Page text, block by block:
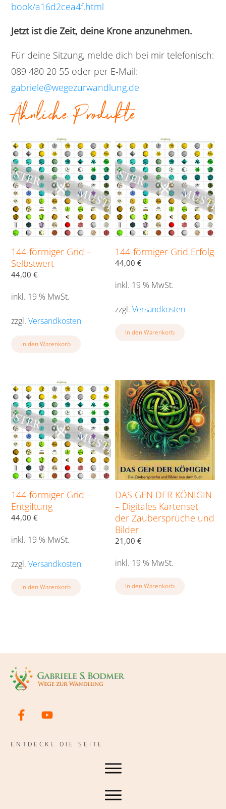
book/a16d2cea4f.html
Jetzt ist die Zeit, deine Krone anzunehmen.
Für deine Sitzung, melde dich bei mir telefonisch:
089 480 20 55 oder per E-Mail:
gabriele@wegezurwandlung.de
Ähnliche Produkte
144-förmiger Grid –
Selbstwert
44,00 €
inkl. 19 % MwSt.
zzgl. Versandkosten
In den Warenkorb
144-förmiger Grid Erfolg
44,00€
inkl. 19 % MwSt.
zzgl.Versandkosten
In den Warenkorb
144-förmiger Grid –
Entgiftung
44,00 €
inkl. 19 % MwSt.
zzgl. Versandkosten
In den Warenkorb
DAS GEN DER KÖNIGIN
– Digitales Kartenset
der Zaubersprüche und
Bilder
21,00€
inkl. 19 % MwSt.
In den Warenkorb
ENTDECKE DIE SEITE